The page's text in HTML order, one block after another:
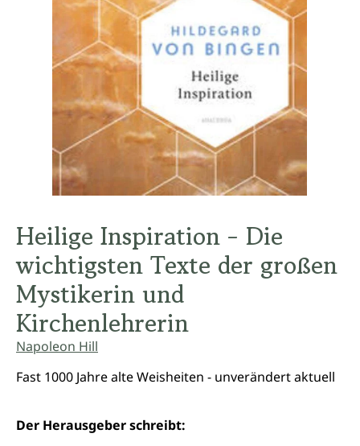
Heilige Inspiration - Die
wichtigsten Texte der großen
Mystikerin und
Kirchenlehrerin
Napoleon Hill
Fast 1000 Jahre alte Weisheiten - unverändert aktuell
Der Herausgeber schreibt: